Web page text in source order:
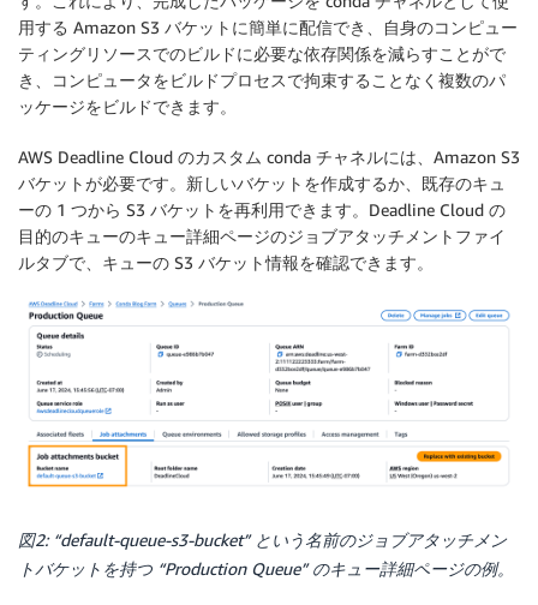
用する Amazon S3 バケットに簡単に配信でき、自身のコンピュー
ティングリソースでのビルドに必要な依存関係を減らすことがで
き、コンピュータをビルドプロセスで拘束することなく複数のパ
ッケージをビルドできます。
AWS Deadline Cloud のカスタム conda チャネルには、Amazon S3
バケットが必要です。新しいバケットを作成するか、既存のキュ
ーの 1 つから S3 バケットを再利用できます。Deadline Cloud の
目的のキューのキュー詳細ページのジョブアタッチメントファイ
ルタブで、キューの S3 バケット情報を確認できます。
図2: “default-queue-s3-bucket” という名前のジョブアタッチメン
トバケットを持つ “Production Queue” のキュー詳細ページの例。